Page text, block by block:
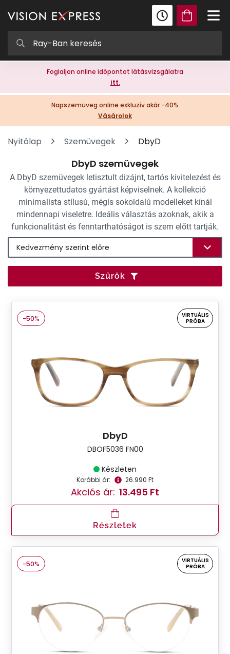
Foglaljon online időpontot látásvizsgálatra
itt.
Napszemüveg online exkluzív akár -40%
Vásárolok
Nyitólap Szemüvegek DbyD
DbyD szemüvegek
A DbyD szemüvegek letisztult dizájnt, tartós kivitelezést és
környezettudatos gyártást képviselnek. A kollekció
minimalista stílusú, mégis sokoldalú modelleket kínál
mindennapi viseletre. Ideális választás azoknak, akik a
funkcionalitást és fenntarthatóságot is szem előtt tartják.
Szűrők
-50%
VIRTUÁLIS
PRÓBA
DbyD
DBOF5036 FN00
Készleten
Korábbi ár: 26.990 Ft
Akciós ár: 13.495 Ft
Részletek
-50%
VIRTUÁLIS
PRÓBA